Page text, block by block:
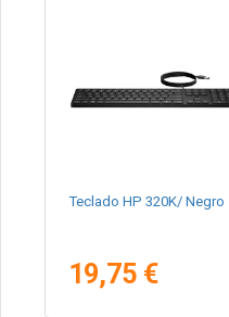
Teclado HP 320K/ Negro
19,75 €